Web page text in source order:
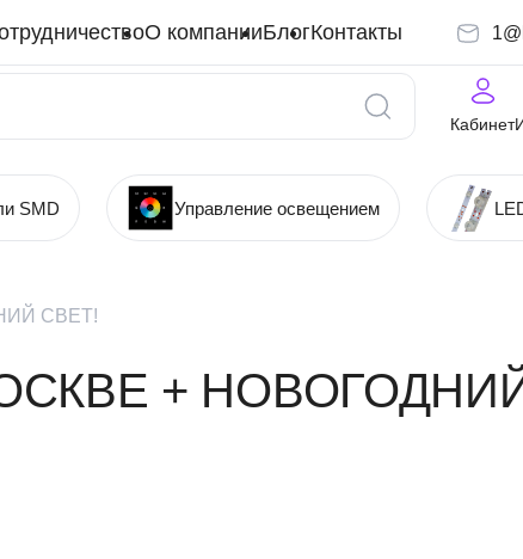
О компанииБлогКонтакты
Кабинет
SMD Управление освещением
СВЕТ!
+